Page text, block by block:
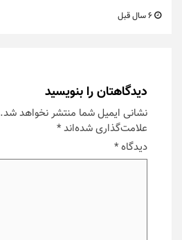
دیدگاهتان را بنویسید
نشانی ایمیل شما منتشر نخواهد شد.
علامت‌گذاری شده‌اند*
دیدگاه*